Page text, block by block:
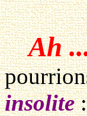
Ah
insolite: